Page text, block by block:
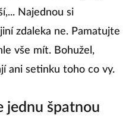
Najednou si
zdaleka ne. Pamatujte
vše mít. Bohužel,
ani setinku toho co vy.
jednu špatnou